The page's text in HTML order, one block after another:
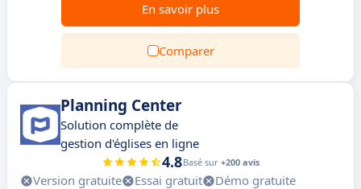
En savoir plus
Comparer
Planning Center
Solution complète de
gestion d'églises en ligne
4.8Basé sur +200 avis
Version gratuite Essai gratuit
Démo gratuite